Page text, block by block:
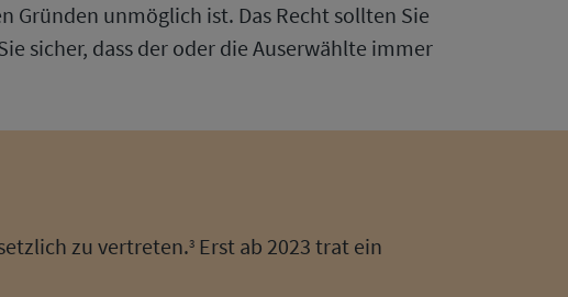
Gründen unmöglich ist. Das Recht sollten Sie
sicher, dass der oder die Auserwählte immer
zu vertreten.3 Erst ab 2023 trat ein